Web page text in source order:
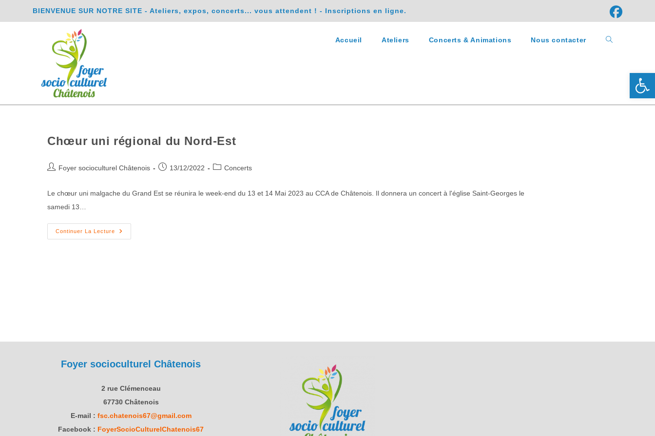
BIENVENUE SUR NOTRE SITE - Ateliers, expos, concerts... vous attendent ! - Inscriptions en ligne.
Accueil Ateliers Concerts & Animations Nous contacter
Chœur uni régional du Nord-Est
Foyer socioculturel Châtenois 13/12/2022 Concerts
Le chœur uni malgache du Grand Est se réunira le week-end du 13 et 14 Mai 2023 au CCA de Châtenois. Il donnera un concert à l'église Saint-Georges le
samedi 13…
Continuer La Lecture
Foyer socioculturel Châtenois
2 rue Clémenceau
67730 Châtenois
E-mail : fsc.chatenois67@gmail.com
Facebook : FoyerSocioCulturelChatenois67